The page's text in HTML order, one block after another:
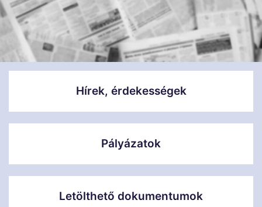
Hírek, érdekességek
Pályázatok
Letölthető dokumentumok